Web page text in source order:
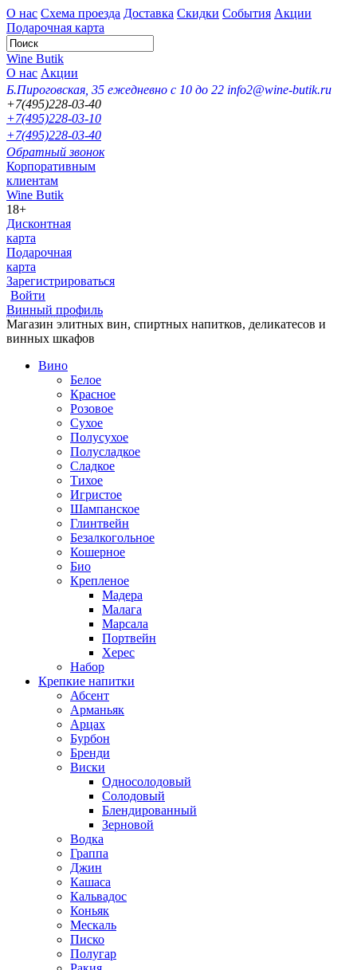
О нас Схема проезда Доставка Скидки События Акции
Подарочная карта
Wine Butik
О нас Акции
Б.Пироговская, 35 ежедневно с 10 до 22 info2@wine-butik.ru
+7(495)228-03-40
+7(495)228-03-10
+7(495)228-03-40
Обратный звонок
Корпоративным
клиентам
Wine Butik
18+
Дисконтная
карта
Подарочная
карта
Зарегистрироваться
Войти
Винный профиль
Магазин элитных вин, спиртных напитков, деликатесов и
винных шкафов
Вино
Белое
Красное
Розовое
Сухое
Полусухое
Полусладкое
Сладкое
Тихое
Игристое
Шампанское
Глинтвейн
Безалкогольное
Кошерное
Био
Крепленое
Мадера
Малага
Марсала
Портвейн
Херес
Набор
Крепкие напитки
Абсент
Арманьяк
Арцах
Бурбон
Бренди
Виски
Односолодовый
Солодовый
Блендированный
Зерновой
Водка
Граппа
Джин
Кашаса
Кальвадос
Коньяк
Мескаль
Писко
Полугар